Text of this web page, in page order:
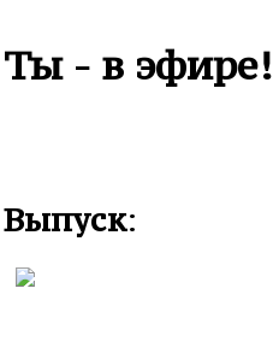
Ты - в эфире!
Выпуск: